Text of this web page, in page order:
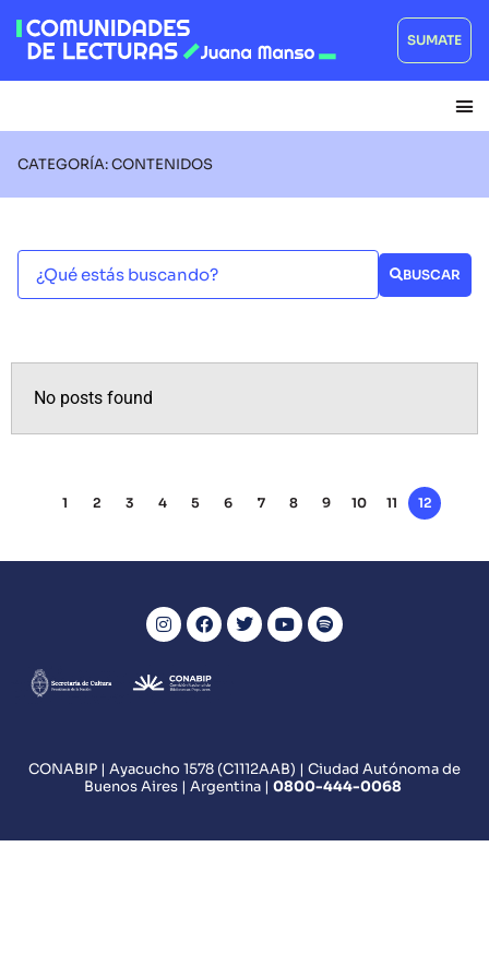
SUMATE
CATEGORÍA: CONTENIDOS
BUSCAR
No posts found
1 2 3 4 5 6 7 8 9 10 11 12
CONABIP | Ayacucho 1578 (C1112AAB) | Ciudad Autónoma de
Buenos Aires | Argentina | 0800-444-0068